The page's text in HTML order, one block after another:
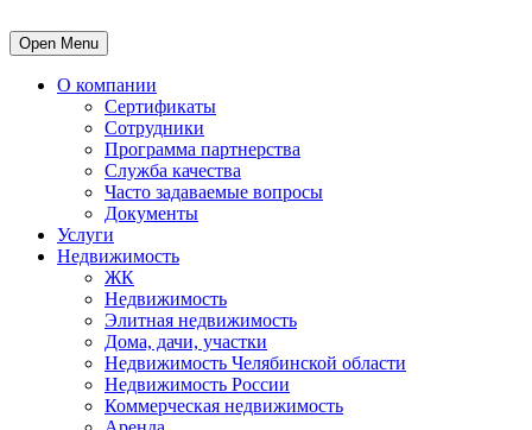
Open Menu
О компании
Сертификаты
Сотрудники
Программа партнерства
Служба качества
Часто задаваемые вопросы
Документы
Услуги
Недвижимость
ЖК
Недвижимость
Элитная недвижимость
Дома, дачи, участки
Недвижимость Челябинской области
Недвижимость России
Коммерческая недвижимость